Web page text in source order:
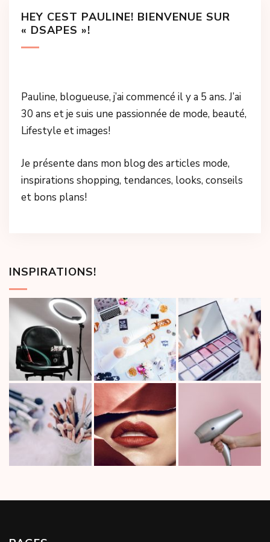
HEY CEST PAULINE! BIENVENUE SUR
« DSAPES »!
Pauline, blogueuse, j’ai commencé il y a 5 ans. J’ai
30 ans et je suis une passionnée de mode, beauté,
Lifestyle et images!
Je présente dans mon blog des articles mode,
inspirations shopping, tendances, looks, conseils
et bons plans!
INSPIRATIONS!